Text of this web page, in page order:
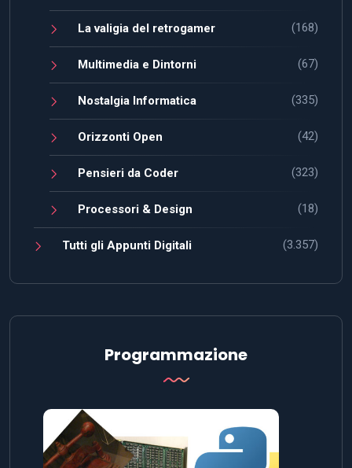
La valigia del retrogamer (168)
Multimedia e Dintorni (67)
Nostalgia Informatica (335)
Orizzonti Open (42)
Pensieri da Coder (323)
Processori & Design (18)
Tutti gli Appunti Digitali (3.357)
Programmazione